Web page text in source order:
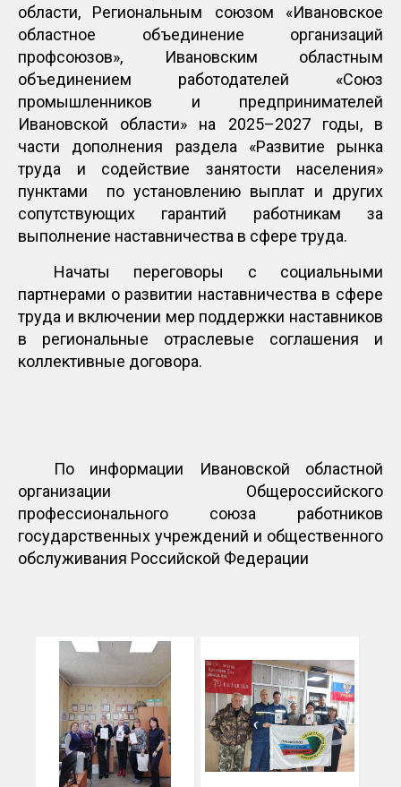
области, Региональным союзом «Ивановское
областное объединение организаций
профсоюзов», Ивановским областным
объединением работодателей «Союз
промышленников и предпринимателей
Ивановской области» на 2025–2027 годы, в
части дополнения раздела «Развитие рынка
труда и содействие занятости населения»
пунктами по установлению выплат и других
сопутствующих гарантий работникам за
выполнение наставничества в сфере труда.
Начаты переговоры с социальными
партнерами о развитии наставничества в сфере
труда и включении мер поддержки наставников
в региональные отраслевые соглашения и
коллективные договора.
По информации Ивановской областной
организации Общероссийского
профессионального союза работников
государственных учреждений и общественного
обслуживания Российской Федерации